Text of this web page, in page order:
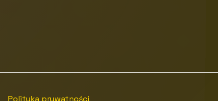
Polityka prywatności